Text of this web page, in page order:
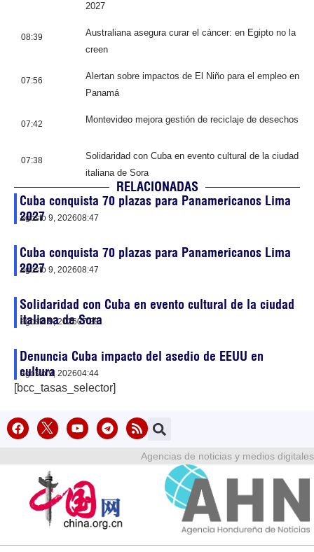
2027
08:39
Australiana asegura curar el cáncer: en Egipto no la
creen
07:56
Alertan sobre impactos de El Niño para el empleo en
Panamá
07:42 Montevideo mejora gestión de reciclaje de desechos
07:38
Solidaridad con Cuba en evento cultural de la ciudad
italiana de Sora
RELACIONADAS
Cuba conquista 70 plazas para Panamericanos Lima
2027
agosto 9, 202608:47
Cuba conquista 70 plazas para Panamericanos Lima
2027
agosto 9, 202608:47
Solidaridad con Cuba en evento cultural de la ciudad
italiana de Sora
agosto 9, 202607:38
Denuncia Cuba impacto del asedio de EEUU en
cultura
agosto 9, 202604:44
[bcc_tasas_selector]
Agencias de noticias y medios digitales